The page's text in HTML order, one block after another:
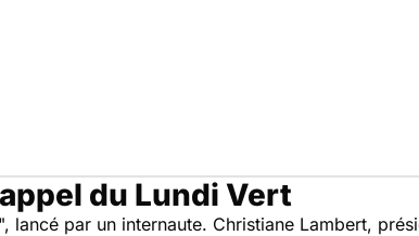
du Lundi Vert
par un internaute. Christiane Lambert,